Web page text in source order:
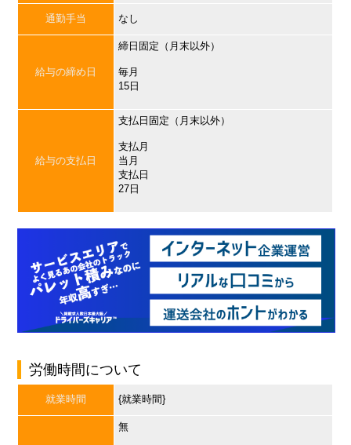
通勤手当 なし
給与の締め日
締日固定（月末以外）
毎月
15日
給与の支払日
支払日固定（月末以外）
支払月
当月
支払日
27日
労働時間について
就業時間 {就業時間}
無